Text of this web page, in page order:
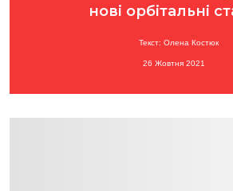
нові орбітальні
Текст: Олена Костюк
26 Жовтня 2021